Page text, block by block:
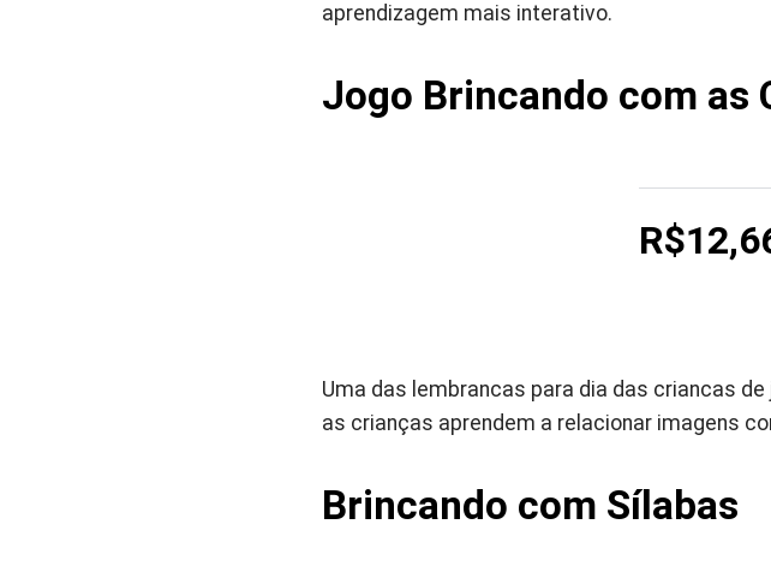
aprendizagem mais interativo.
Jogo Brincando com as
Uma das lembrancas para dia das criancas
as crianças aprendem a relacionar imagens
Brincando com Sílabas